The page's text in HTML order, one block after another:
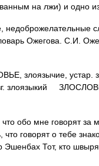
на лжи) и
Ожегова. С.И.
устар.
злоязыкий
обо мне говорят за
говорят о тебе
Эшенбах Тот, кто